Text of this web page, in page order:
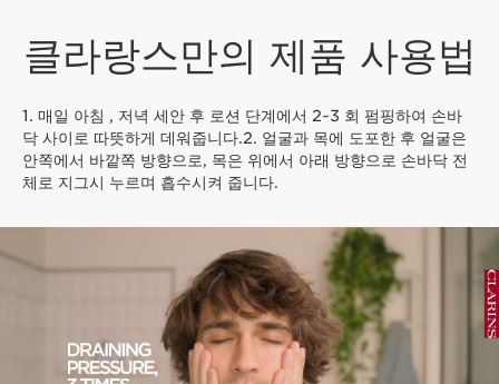
클라랑스만의 제품 사용법
1. 매일 아침 , 저녁 세안 후 로션 단계에서 2~3 회 펌핑하여 손바
닥 사이로 따뜻하게 데워줍니다.2. 얼굴과 목에 도포한 후 얼굴은
안쪽에서 바깥쪽 방향으로, 목은 위에서 아래 방향으로 손바닥 전
체로 지그시 누르며 흡수시켜 줍니다.